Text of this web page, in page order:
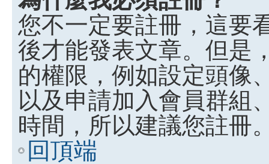
您不一定要註冊，這要
後才能發表文章。但是
的權限，例如設定頭像
以及申請加入會員群組
時間，所以建議您註冊
回頂端